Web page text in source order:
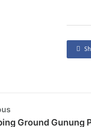
Ground Gunung